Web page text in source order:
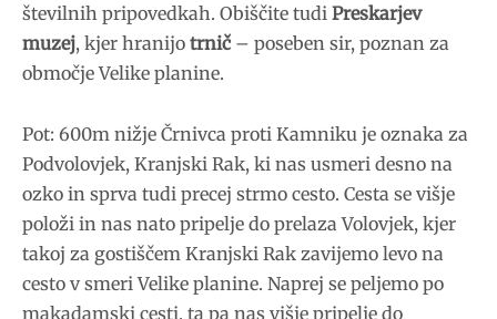
številnih pripovedkah. Obiščite tudi Preskarjev
muzej, kjer hranijo trnič – poseben sir, poznan za
območje Velike planine.
Pot: 600m nižje Črnivca proti Kamniku je oznaka za
Podvolovjek, Kranjski Rak, ki nas usmeri desno na
ozko in sprva tudi precej strmo cesto. Cesta se višje
položi in nas nato pripelje do prelaza Volovjek, kjer
takoj za gostiščem Kranjski Rak zavijemo levo na
cesto v smeri Velike planine. Naprej se peljemo po
makadamski cesti, ta pa nas višje pripelje do